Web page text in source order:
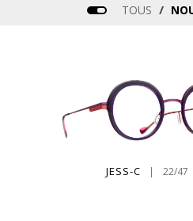
TOUS /
JESS-C | 22/47